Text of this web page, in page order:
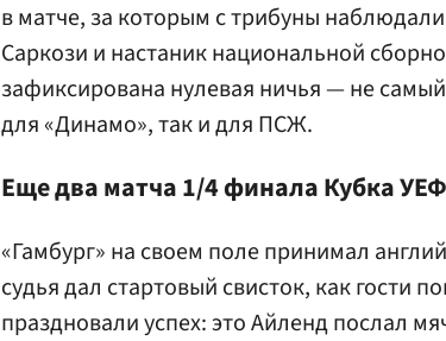
в матче, за которым с трибуны
Саркози и настаник национальной
зафиксирована нулевая ничья — не
для «Динамо», так и для ПСЖ.
Еще два матча 1/4 финала Кубка
«Гамбург» на своем поле принимал
судья дал стартовый свисток, как гости
праздновали успех: это Айленд послал